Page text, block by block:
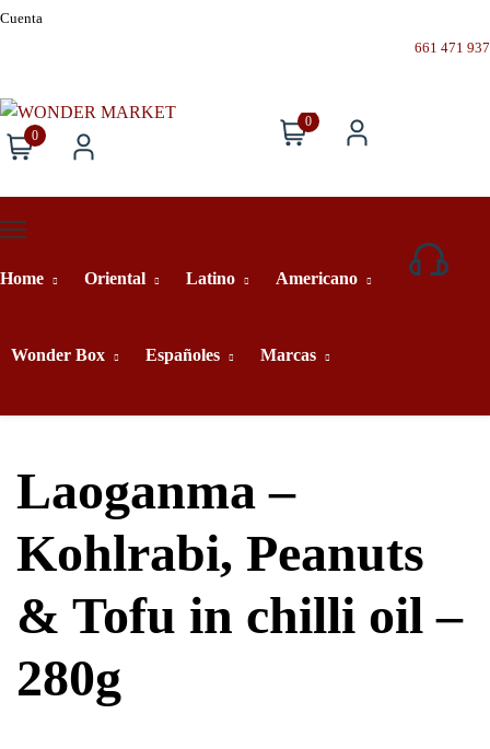
Cuenta
661 471 937
0
0
Home Oriental Latino Americano
Wonder Box Españoles Marcas
Laoganma –
Kohlrabi, Peanuts
& Tofu in chilli oil –
280g